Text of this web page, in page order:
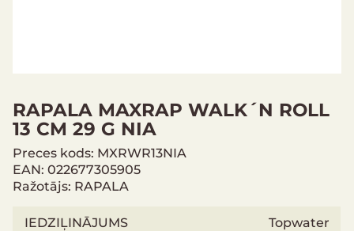
RAPALA MAXRAP WALK´N ROLL
13 CM 29 G NIA
Preces kods: MXRWR13NIA
EAN: 022677305905
Ražotājs: RAPALA
IEDZIĻINĀJUMS
Topwater